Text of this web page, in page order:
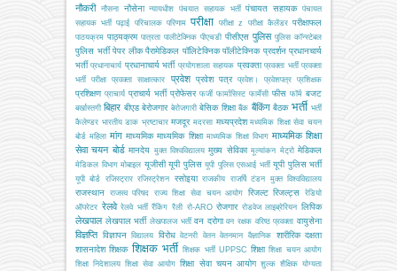
नौकरी नौसना नौसेना न्यायधीश पंचयात सहायक भर्ती पंचायत सहायक पंचायत
सहायक भर्ती पढ़ाई परिचालक परिणाम परीक्षा परीक्षा z परीक्षा कैलेंडर परीक्षाफल
पाठयक्रम पाठ्यक्रम पात्रता पालीटेक्निक पीएचडी पीसीएस पुलिस पुलिस कॉन्स्टेबल
पुलिस भर्ती पेपर लीक पैरामेडिकल पॉलिटेक्निक पॉलीटेक्निक प्रदर्शन प्रधानचार्य
भर्ती प्रधानाचार्य प्रधानाचार्य भर्ती प्रयोगशाला सहायक प्रवक्ता प्रवक्ता भर्ती प्रवक्ता
भर्ती परीक्षा
प्रवक्ता साक्षात्कार प्रवेश प्रवेश पत्र प्रवेश। प्रवेशपत्र प्रशिक्षक
प्रशिक्षण प्राचार्य प्राचार्य भर्ती प्रोफेसर फर्जी फार्मासिस्ट फार्मेसी फीस फॉर्म बजट
बर्खास्तगी बिहार बीएड बेरोजगार बेरोजगारी बेसिक शिक्षा बैंक बैंकिंग बैठक भर्ती भर्ती
कैलेण्डर भारतीय डाक भ्रष्टाचार मजदूर मदरसा मध्यप्रदेश मध्यमिक शिक्षा सेवा चयन
बोर्ड महिला मांग माध्यमिक माध्यमिक शिक्षा माध्यमिक शिक्षा विभाग माध्यमिक शिक्षा
सेवा चयन बोर्ड मानदेय मुक्त विश्वविद्यालय मुख्य सेविका मूल्यांकन मेट्रो मेडिकल
मेडिकल विभाग मोबाइल यूजीसी यूपी पुलिस यूपी पुलिस एसआई भर्ती यूपी पुलिस भर्ती
यूपी बोर्ड रजिस्ट्रार रजिस्ट्रेशन रसोइया राजकीय राजर्षि टंडन मुक्त विश्वविद्यालय
राजस्थान राजस्व परिषद राज्य शिक्षा सेवा चयन आयोग रिजल्ट रिजल्ट्स
रेडियो
ऑपरेटर रेलवे रेलवे भर्ती रैंकिंग रैली रो-ARO रोजगार रोडवेज लाइब्रेरियन लिपिक
लेखपाल लेखपाल भर्ती लेखपालज भर्ती वन दरोगा वन रक्षक वरिष्ठ प्रवक्ता वायुसेना
विज्ञप्ति विज्ञापन विद्यालय विरोध वेटनरी वेतन वेतनमान वैज्ञानिक
शारीरिक दक्षता
शासनादेश शिक्षक शिक्षक भर्ती शिक्षक भर्ती UPPSC शिक्षा शिक्षा चयन आयोग
शिक्षा निदेशालय शिक्षा सेवा आयोग शिक्षा सेवा चयन आयोग शुल्क शैक्षिक योग्यता